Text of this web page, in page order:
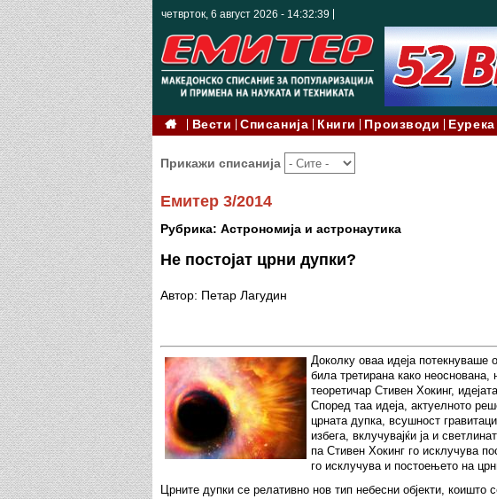
четврток, 6 август 2026 - 14:32:40
Вести Списанија Книги Производи Еурека
Прикажи списанија
Емитер 3/2014
Рубрика: Астрономија и астронаутика
Не постојат црни дупки?
Автор: Петар Лагудин
Доколку оваа идеја потекнуваше
била третирана како неоснована,
теоретичар Стивен Хокинг,
Според таа идеја, актуелното
црната дупка, всушност
избега, вклучувајќи ја и
па Стивен Хокинг го исклучува
го исклучува и постоењето на
Црните дупки се релативно нов тип небесни објекти, коишто